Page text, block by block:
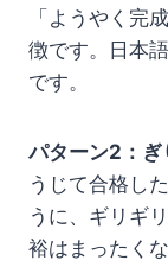
「ようやく完
徴です。日本
です。
パターン2：ぎ
うじて合格し
うに、ギリギ
裕はまったく